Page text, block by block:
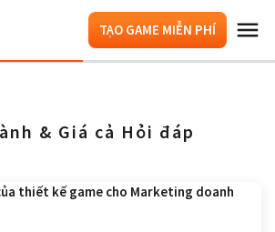
TẠO GAME MIỄN PHÍ
& Giá cả Hỏi đáp